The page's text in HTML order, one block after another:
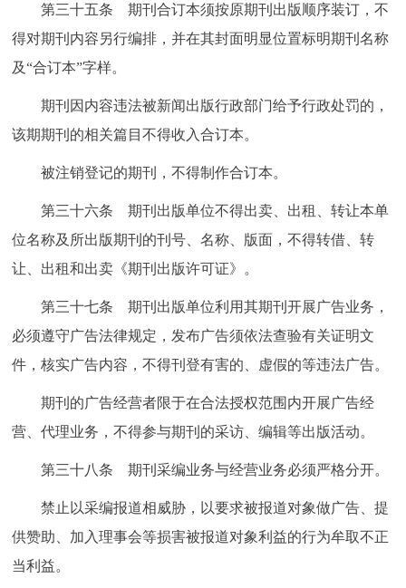
第三十五条 期刊合订本须按原期刊出版顺序装订，不
得对期刊内容另行编排，并在其封面明显位置标明期刊名称
及“合订本”字样。
期刊因内容违法被新闻出版行政部门给予行政处罚的，
该期期刊的相关篇目不得收入合订本。
被注销登记的期刊，不得制作合订本。
第三十六条 期刊出版单位不得出卖、出租、转让本单
位名称及所出版期刊的刊号、名称、版面，不得转借、转
让、出租和出卖《期刊出版许可证》。
第三十七条 期刊出版单位利用其期刊开展广告业务，
必须遵守广告法律规定，发布广告须依法查验有关证明文
件，核实广告内容，不得刊登有害的、虚假的等违法广告。
期刊的广告经营者限于在合法授权范围内开展广告经
营、代理业务，不得参与期刊的采访、编辑等出版活动。
第三十八条 期刊采编业务与经营业务必须严格分开。
禁止以采编报道相威胁，以要求被报道对象做广告、提
供赞助、加入理事会等损害被报道对象利益的行为牟取不正
当利益。